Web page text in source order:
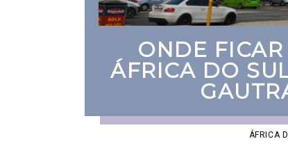
ONDE
ÁFRICA DO
ÁFRICA